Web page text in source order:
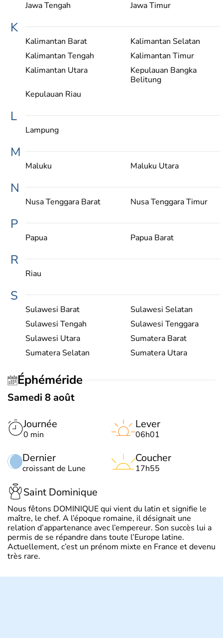
Jawa Tengah Jawa Timur
K
Kalimantan Barat
Kalimantan Selatan
Kalimantan Tengah
Kalimantan Timur
Kalimantan Utara
Kepulauan Bangka
Belitung
Kepulauan Riau
L
Lampung
M
Maluku Maluku Utara
N
Nusa Tenggara Barat Nusa Tenggara Timur
P
Papua Papua Barat
R
Riau
S
Sulawesi Barat
Sulawesi Selatan
Sulawesi Tengah
Sulawesi Tenggara
Sulawesi Utara
Sumatera Barat
Sumatera Selatan
Sumatera Utara
Éphéméride
Samedi 8 août
Journée
0 min
Dernier
croissant de Lune
Lever
06h01
Coucher
17h55
Saint Dominique
Nous fêtons DOMINIQUE qui vient du latin et signifie le
maître, le chef. A l’époque romaine, il désignait une
relation d’appartenance avec l’empereur. Son succès lui a
permis de se répandre dans toute l’Europe latine.
Actuellement, c’est un prénom mixte en France et devenu
très rare.